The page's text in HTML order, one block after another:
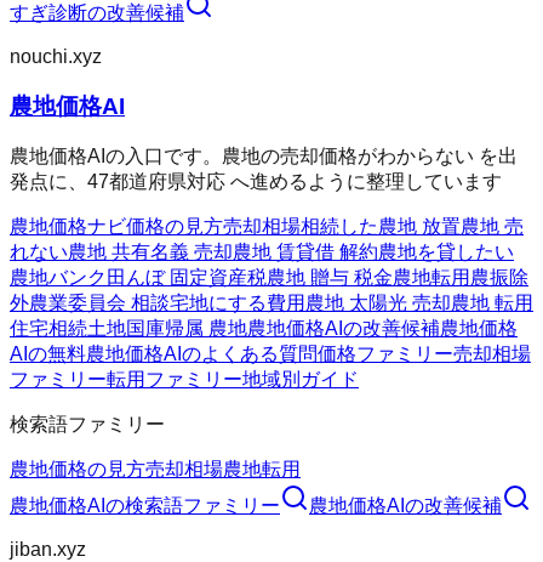
すぎ診断の改善候補
nouchi.xyz
農地価格AI
農地価格AIの入口です。農地の売却価格がわからない を出
発点に、47都道府県対応 へ進めるように整理しています
農地価格ナビ価格の見方売却相場相続した農地 放置農地 売
れない農地 共有名義 売却農地 賃貸借 解約農地を貸したい
農地バンク 田んぼ 固定資産税農地 贈与 税金農地転用 農振除
外農業委員会 相談宅地にする費用 農地 太陽光 売却農地 転用
住宅相続土地国庫帰属 農地農地価格AIの改善候補農地価格
AIの無料農地価格AIのよくある質問価格ファミリー売却相場
ファミリー転用ファミリー地域別ガイド
検索語ファミリー
農地価格の見方売却相場農地転用
農地価格AI の検索語ファミリー 農地価格AI の改善候補
jiban.xyz